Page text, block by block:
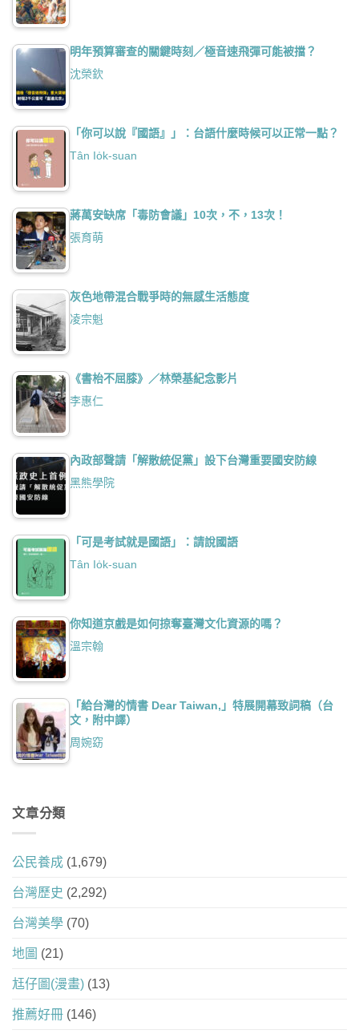
明年預算審查的關鍵時刻／極音速飛彈可能被擋？
沈榮欽
「你可以說『國語』」：台語什麼時候可以正常一點？
Tân Io̍k-suan
蔣萬安缺席「毒防會議」10次，不，13次！
張育萌
灰色地帶混合戰爭時的無感生活態度
凌宗魁
《書枱不屈膝》／林榮基紀念影片
李惠仁
內政部聲請「解散統促黨」設下台灣重要國安防線
黑熊學院
「可是考試就是國語」：請說國語
Tân Io̍k-suan
你知道京戲是如何掠奪臺灣文化資源的嗎？
溫宗翰
「給台灣的情書 Dear Taiwan,」特展開幕致詞稿（台
文，附中譯）
周婉窈
文章分類
公民養成 (1,679)
台灣歷史 (2,292)
台灣美學 (70)
地圖 (21)
尪仔圖(漫畫) (13)
推薦好冊 (146)